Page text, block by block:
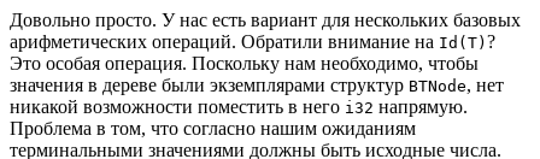
Довольно просто. У нас есть вариант для нескольких базовых
арифметических операций. Обратили внимание на Id(T) ?
Это особая операция. Поскольку нам необходимо, чтобы
значения в дереве были экземплярами структур BTNode, нет
никакой возможности поместить в него i32 напрямую.
Проблема в том, что согласно нашим ожиданиям
терминальными значениями должны быть исходные числа.